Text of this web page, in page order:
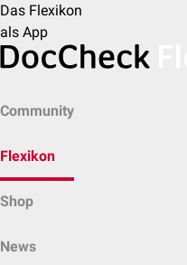
Das Flexikon
als App
Community
Flexikon
Shop
News